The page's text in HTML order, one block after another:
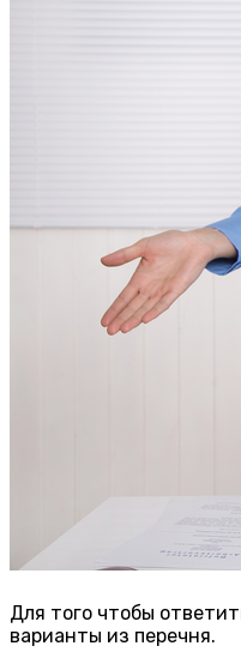
Для того чтобы
варианты из перечня.